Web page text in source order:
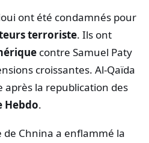
ont été condamnés pour
terroriste. Ils ont
contre Samuel Paty
croissantes. Al-Qaïda
après la republication des
Hebdo.
de Chnina a enflammé la